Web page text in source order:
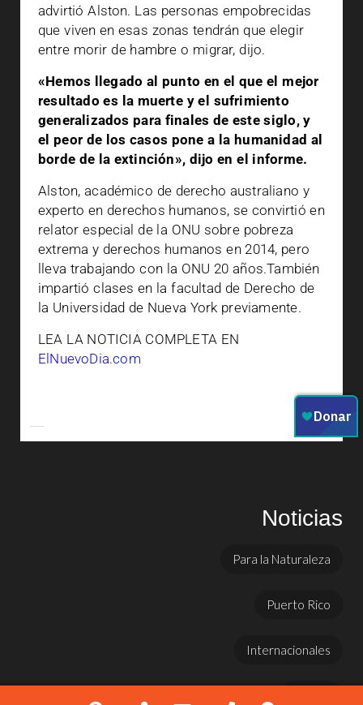
advirtió Alston. Las personas empobrecidas
que viven en esas zonas tendrán que elegir
entre morir de hambre o migrar, dijo.
«Hemos llegado al punto en el que el mejor
resultado es la muerte y el sufrimiento
generalizados para finales de este siglo, y
el peor de los casos pone a la humanidad al
borde de la extinción», dijo en el informe.
Alston, académico de derecho australiano y
experto en derechos humanos, se convirtió en
relator especial de la ONU sobre pobreza
extrema y derechos humanos en 2014, pero
lleva trabajando con la ONU 20 años.También
impartió clases en la facultad de Derecho de
la Universidad de Nueva York previamente.
LEA LA NOTICIA COMPLETA EN
ElNuevoDia.com
Noticias
Para la Naturaleza
Puerto Rico
Internacionales